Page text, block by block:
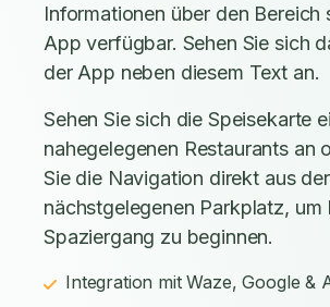
Informationen über den Bereich
App verfügbar. Sehen Sie sich
der App neben diesem Text an.
Sehen Sie sich die Speisekarte
nahegelegenen Restaurants an
Sie die Navigation direkt aus
nächstgelegenen Parkplatz, um
Spaziergang zu beginnen.
Integration mit Waze, Google &